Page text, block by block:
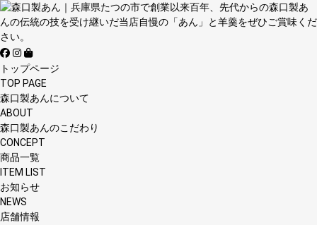
トップページ
TOP PAGE
森口製あんについて
ABOUT
森口製あんのこだわり
CONCEPT
商品一覧
ITEM LIST
お知らせ
NEWS
店舗情報